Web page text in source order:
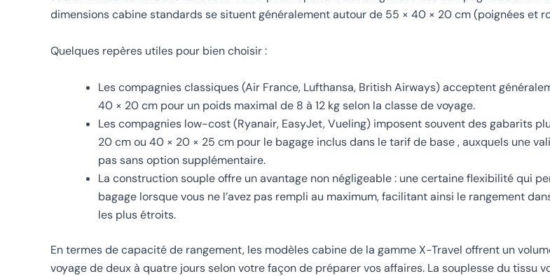
dimensions cabine standards se situent généralement autour de 55 × 40 × 20 cm (poignées et
Quelques repères utiles pour bien choisir :
Les compagnies classiques (Air France, Lufthansa, British Airways) acceptent
40 × 20 cm pour un poids maximal de 8 à 12 kg selon la classe de voyage.
Les compagnies low-cost (Ryanair, EasyJet, Vueling) imposent souvent des gabarits
20 cm ou 40 × 20 × 25 cm pour le bagage inclus dans le tarif de base , auxquels une
pas sans option supplémentaire.
La construction souple offre un avantage non négligeable : une certaine flexibilité qui
bagage lorsque vous ne l’avez pas rempli au maximum, facilitant ainsi le rangement
les plus étroits.
En termes de capacité de rangement, les modèles cabine de la gamme X-Travel offrent un
voyage de deux à quatre jours selon votre façon de préparer vos affaires. La souplesse du tissu